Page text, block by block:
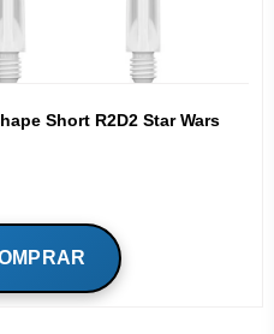
Short R2D2 Star Wars